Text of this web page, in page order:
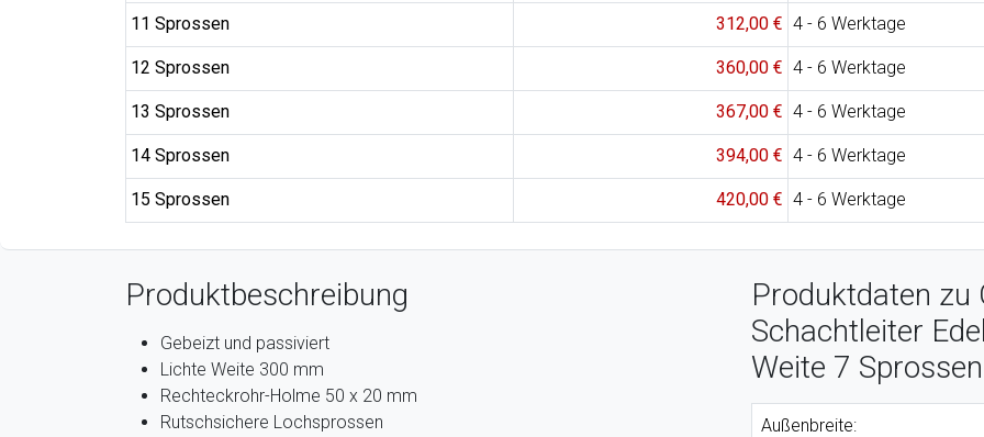
11 Sprossen 312,00 € 4 - 6 Werktage
12 Sprossen 360,00 € 4 - 6 Werktage
13 Sprossen 367,00 € 4 - 6 Werktage
14 Sprossen 394,00 € 4 - 6 Werktage
15 Sprossen 420,00 € 4 - 6 Werktage
Produktbeschreibung
Gebeizt und passiviert
Lichte Weite 300 mm
Rechteckrohr-Holme 50 x 20 mm
Rutschsichere Lochsprossen
Produktdaten zu
Schachtleiter
Weite 7 Sprossen
Außenbreite: